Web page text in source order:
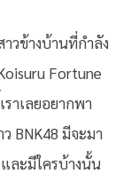
วข้างบ้านที่กำลัง
Fortune
าเลยอยากพา
BNK48 มีจะมา
ละมีใครบ้างนั้น